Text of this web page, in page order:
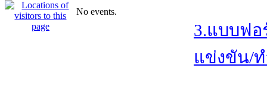
No events.
3.แบบฟอ
แข่งขัน/